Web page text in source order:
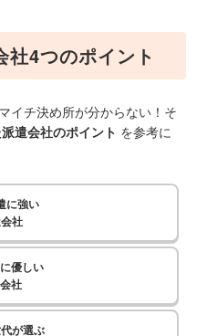
社4つのポイント
イチ決め所が分からない！そ
遣会社のポイント を参考に
に強い
社
優しい
社
が選ぶ